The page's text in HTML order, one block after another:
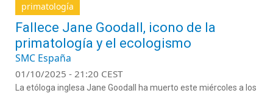
primatología
Fallece Jane Goodall, icono de la
primatología y el ecologismo
SMC España
01/10/2025 - 21:20 CEST
La etóloga inglesa Jane Goodall ha muerto este miércoles a los